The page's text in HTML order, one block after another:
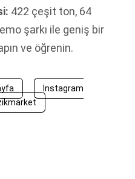
422 çeşit ton, 64
şarkı ile geniş bir
ve öğrenin.
Instagram